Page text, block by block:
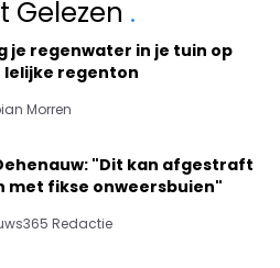
Gelezen .
je regenwater in je tuin op
lelijke regenton
Morren
"Dit kan afgestraft
met fikse onweersbuien"
Redactie